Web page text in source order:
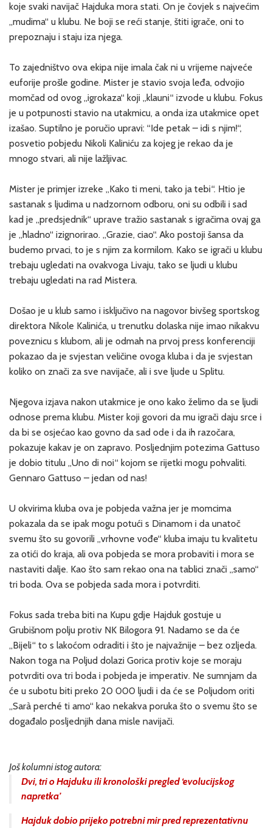
koje svaki navijač Hajduka mora stati. On je čovjek s najvećim
„mudima“ u klubu. Ne boji se reći stanje, štiti igrače, oni to
prepoznaju i staju iza njega.
To zajedništvo ova ekipa nije imala čak ni u vrijeme najveće
euforije prošle godine. Mister je stavio svoja leđa, odvojio
momčad od ovog „igrokaza“ koji „klauni“ izvode u klubu. Fokus
je u potpunosti stavio na utakmicu, a onda iza utakmice opet
izašao. Suptilno je poručio upravi: “Ide petak – idi s njim!“,
posvetio pobjedu Nikoli Kaliniću za kojeg je rekao da je
mnogo stvari, ali nije lažljivac.
Mister je primjer izreke „Kako ti meni, tako ja tebi“. Htio je
sastanak s ljudima u nadzornom odboru, oni su odbili i sad
kad je „predsjednik“ uprave tražio sastanak s igračima ovaj ga
je „hladno“ izignorirao. „Grazie, ciao“. Ako postoji šansa da
budemo prvaci, to je s njim za kormilom. Kako se igrači u klubu
trebaju ugledati na ovakvoga Livaju, tako se ljudi u klubu
trebaju ugledati na rad Mistera.
Došao je u klub samo i isključivo na nagovor bivšeg sportskog
direktora Nikole Kalinića, u trenutku dolaska nije imao nikakvu
poveznicu s klubom, ali je odmah na prvoj press konferenciji
pokazao da je svjestan veličine ovoga kluba i da je svjestan
koliko on znači za sve navijače, ali i sve ljude u Splitu.
Njegova izjava nakon utakmice je ono kako želimo da se ljudi
odnose prema klubu. Mister koji govori da mu igrači daju srce i
da bi se osjećao kao govno da sad ode i da ih razočara,
pokazuje kakav je on zapravo. Posljednjim potezima Gattuso
je dobio titulu „Uno di noi“ kojom se rijetki mogu pohvaliti.
Gennaro Gattuso – jedan od nas!
U okvirima kluba ova je pobjeda važna jer je momcima
pokazala da se ipak mogu potući s Dinamom i da unatoč
svemu što su govorili „vrhovne vođe“ kluba imaju tu kvalitetu
za otići do kraja, ali ova pobjeda se mora probaviti i mora se
nastaviti dalje. Kao što sam rekao ona na tablici znači „samo“
tri boda. Ova se pobjeda sada mora i potvrditi.
Fokus sada treba biti na Kupu gdje Hajduk gostuje u
Grubišnom polju protiv NK Bilogora 91. Nadamo se da će
„Bijeli“ to s lakoćom odraditi i što je najvažnije – bez ozljeda.
Nakon toga na Poljud dolazi Gorica protiv koje se moraju
potvrditi ova tri boda i pobjeda je imperativ. Ne sumnjam da
će u subotu biti preko 20 000 ljudi i da će se Poljudom oriti
„Sarà perché ti amo“ kao nekakva poruka što o svemu što se
događalo posljednjih dana misle navijači.
Još kolumni istog autora:
Dvi, tri o Hajduku ili kronološki pregled ‘evolucijskog
napretka’
Hajduk dobio prijeko potrebni mir pred reprezentativnu